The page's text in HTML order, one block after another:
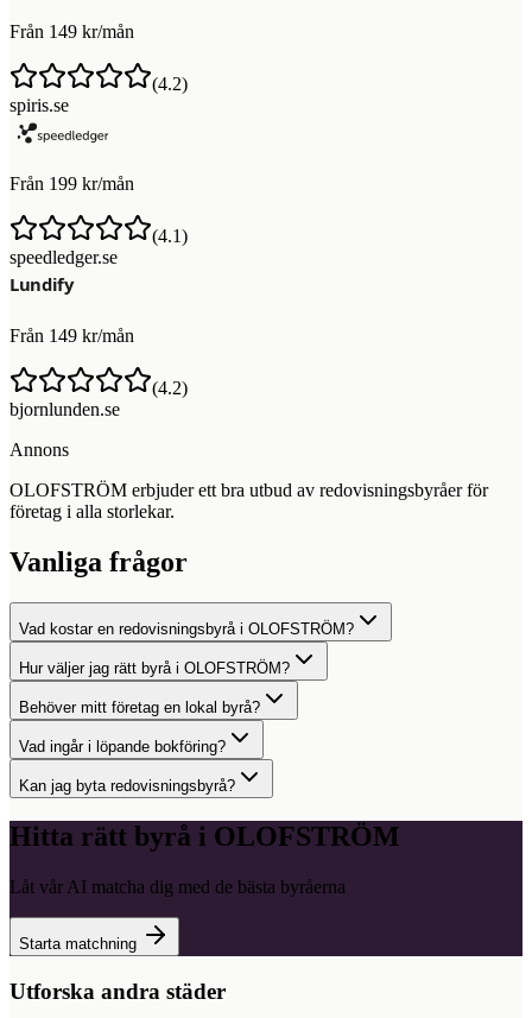
Från 149 kr/mån
(4.2)
spiris.se
Från 199 kr/mån
(4.1)
speedledger.se
Från 149 kr/mån
(4.2)
bjornlunden.se
Annons
OLOFSTRÖM erbjuder ett bra utbud av redovisningsbyråer för
företag i alla storlekar.
Vanliga frågor
Vad kostar en redovisningsbyrå i OLOFSTRÖM?
Hur väljer jag rätt byrå i OLOFSTRÖM?
Behöver mitt företag en lokal byrå?
Vad ingår i löpande bokföring?
Kan jag byta redovisningsbyrå?
Hitta rätt byrå i OLOFSTRÖM
Låt vår AI matcha dig med de bästa byråerna
Starta matchning
Utforska andra städer